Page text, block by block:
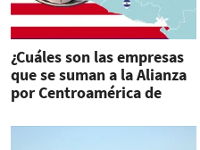
¿Cuáles son las empresas
que se suman a la Alianza
por Centroamérica de